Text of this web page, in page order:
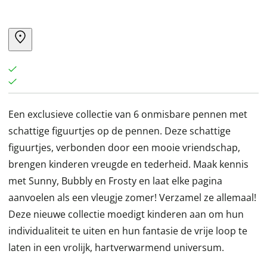
Een exclusieve collectie van 6 onmisbare pennen met
schattige figuurtjes op de pennen. Deze schattige
figuurtjes, verbonden door een mooie vriendschap,
brengen kinderen vreugde en tederheid. Maak kennis
met Sunny, Bubbly en Frosty en laat elke pagina
aanvoelen als een vleugje zomer! Verzamel ze allemaal!
Deze nieuwe collectie moedigt kinderen aan om hun
individualiteit te uiten en hun fantasie de vrije loop te
laten in een vrolijk, hartverwarmend universum.